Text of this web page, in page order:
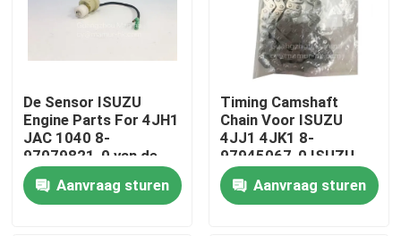
Huis
De Sensor ISUZU
Engine Parts For 4JH1
JAC 1040 8-
97079821-0 van de
brandstoffilter
Aanvraag sturen
Timing Camshaft
Chain Voor ISUZU
4JJ1 4JK1 8-
97945067-0 ISUZU
Motoronderdelen
Aanvraag sturen